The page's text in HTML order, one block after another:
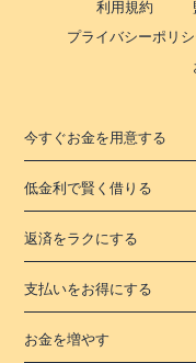
利用規約
プライバシーポリ
今すぐお金を用意する
低金利で賢く借りる
返済をラクにする
支払いをお得にする
お金を増やす